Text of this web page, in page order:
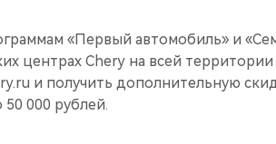
«Первый автомобиль» и
центрах Chery на всей территории
и получить дополнительную
000 рублей.